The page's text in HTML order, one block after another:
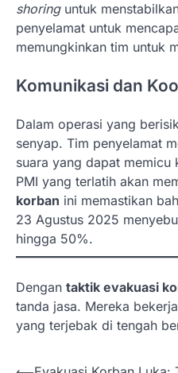
shoringuntuk
penyelamat untuk
memungkinkan tim untuk
Komunikasi dan
Dalam operasi yang
senyap. Tim penyelamat
suara yang dapat memicu
PMI yang terlatih akan
korban ini memastikan
23 Agustus 2025
hingga 50%.
Dengan taktik evakuasi
tanda jasa. Mereka
yang terjebak di tengah